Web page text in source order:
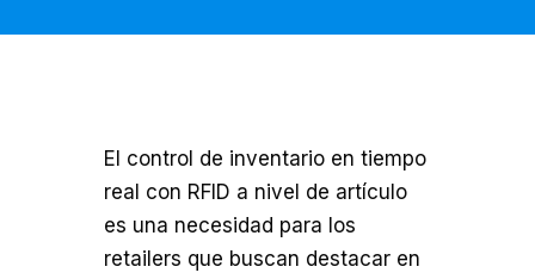
El control de inventario en tiempo
real con RFID a nivel de artículo
es una necesidad para los
retailers que buscan destacar en